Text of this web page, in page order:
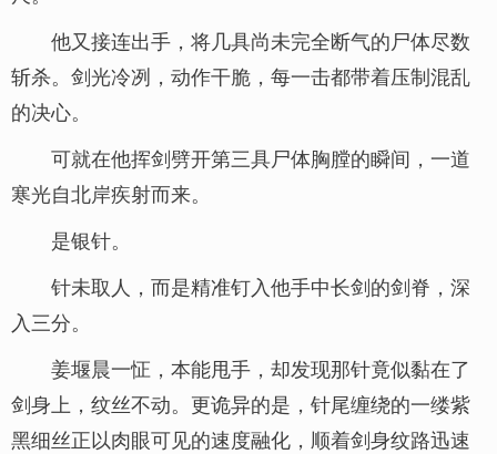
他又接连出手，将几具尚未完全断气的尸体尽数
斩杀。剑光冷冽，动作干脆，每一击都带着压制混乱
的决心。
可就在他挥剑劈开第三具尸体胸膛的瞬间，一道
寒光自北岸疾射而来。
是银针。
针未取人，而是精准钉入他手中长剑的剑脊，深
入三分。
姜堰晨一怔，本能甩手，却发现那针竟似黏在了
剑身上，纹丝不动。更诡异的是，针尾缠绕的一缕紫
黑细丝正以肉眼可见的速度融化，顺着剑身纹路迅速